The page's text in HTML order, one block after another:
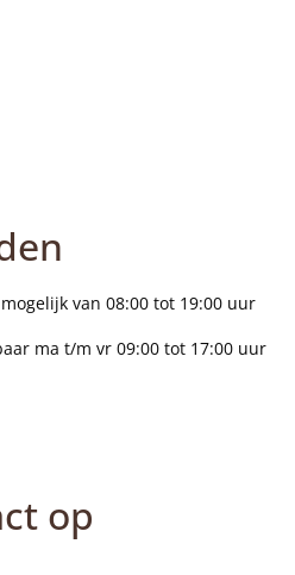
van 08:00 tot 19:00 uur
ma t/m vr 09:00 tot 17:00 uur
op